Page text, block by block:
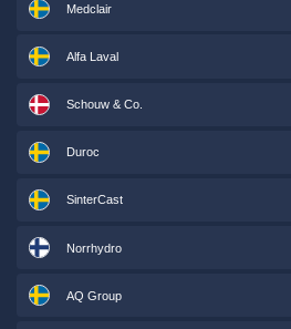
Medclair
Alfa Laval
Schouw & Co.
Duroc
SinterCast
Norrhydro
AQ Group